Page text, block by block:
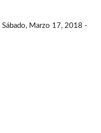
Sábado, Marzo 17, 2018 -